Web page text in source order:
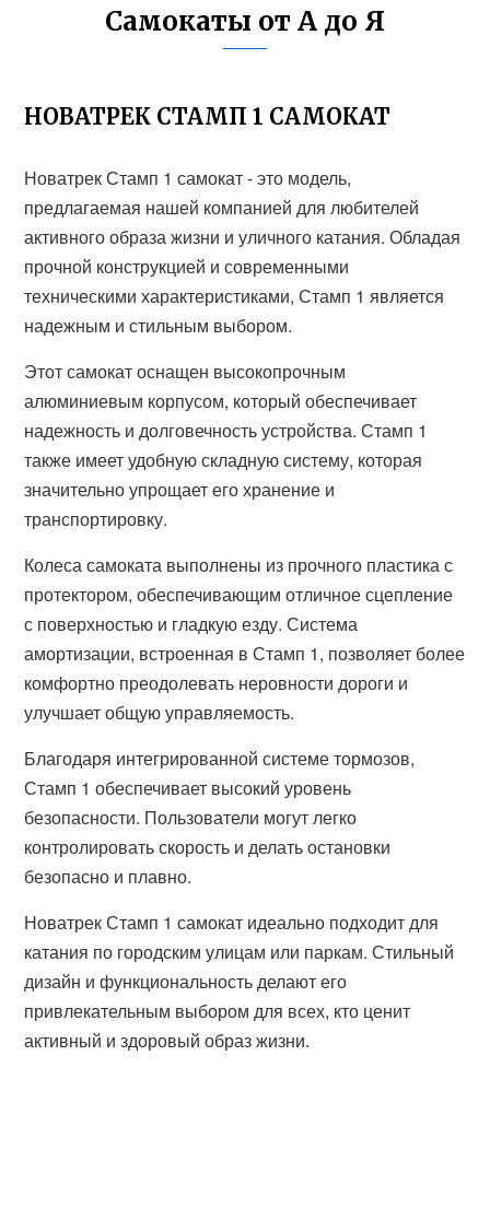
Самокаты от А до Я
НОВАТРЕК СТАМП 1 САМОКАТ
Новатрек Стамп 1 самокат - это модель,
предлагаемая нашей компанией для любителей
активного образа жизни и уличного катания. Обладая
прочной конструкцией и современными
техническими характеристиками, Стамп 1 является
надежным и стильным выбором.
Этот самокат оснащен высокопрочным
алюминиевым корпусом, который обеспечивает
надежность и долговечность устройства. Стамп 1
также имеет удобную складную систему, которая
значительно упрощает его хранение и
транспортировку.
Колеса самоката выполнены из прочного пластика с
протектором, обеспечивающим отличное сцепление
с поверхностью и гладкую езду. Система
амортизации, встроенная в Стамп 1, позволяет более
комфортно преодолевать неровности дороги и
улучшает общую управляемость.
Благодаря интегрированной системе тормозов,
Стамп 1 обеспечивает высокий уровень
безопасности. Пользователи могут легко
контролировать скорость и делать остановки
безопасно и плавно.
Новатрек Стамп 1 самокат идеально подходит для
катания по городским улицам или паркам. Стильный
дизайн и функциональность делают его
привлекательным выбором для всех, кто ценит
активный и здоровый образ жизни.